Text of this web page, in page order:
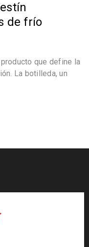
de frío
que define la
La botilleda, un